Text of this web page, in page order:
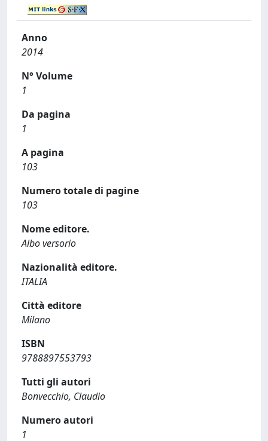
Anno
2014
N° Volume
1
Da pagina
1
A pagina
103
Numero totale di pagine
103
Nome editore.
Albo versorio
Nazionalità editore.
ITALIA
Città editore
Milano
ISBN
9788897553793
Tutti gli autori
Bonvecchio, Claudio
Numero autori
1